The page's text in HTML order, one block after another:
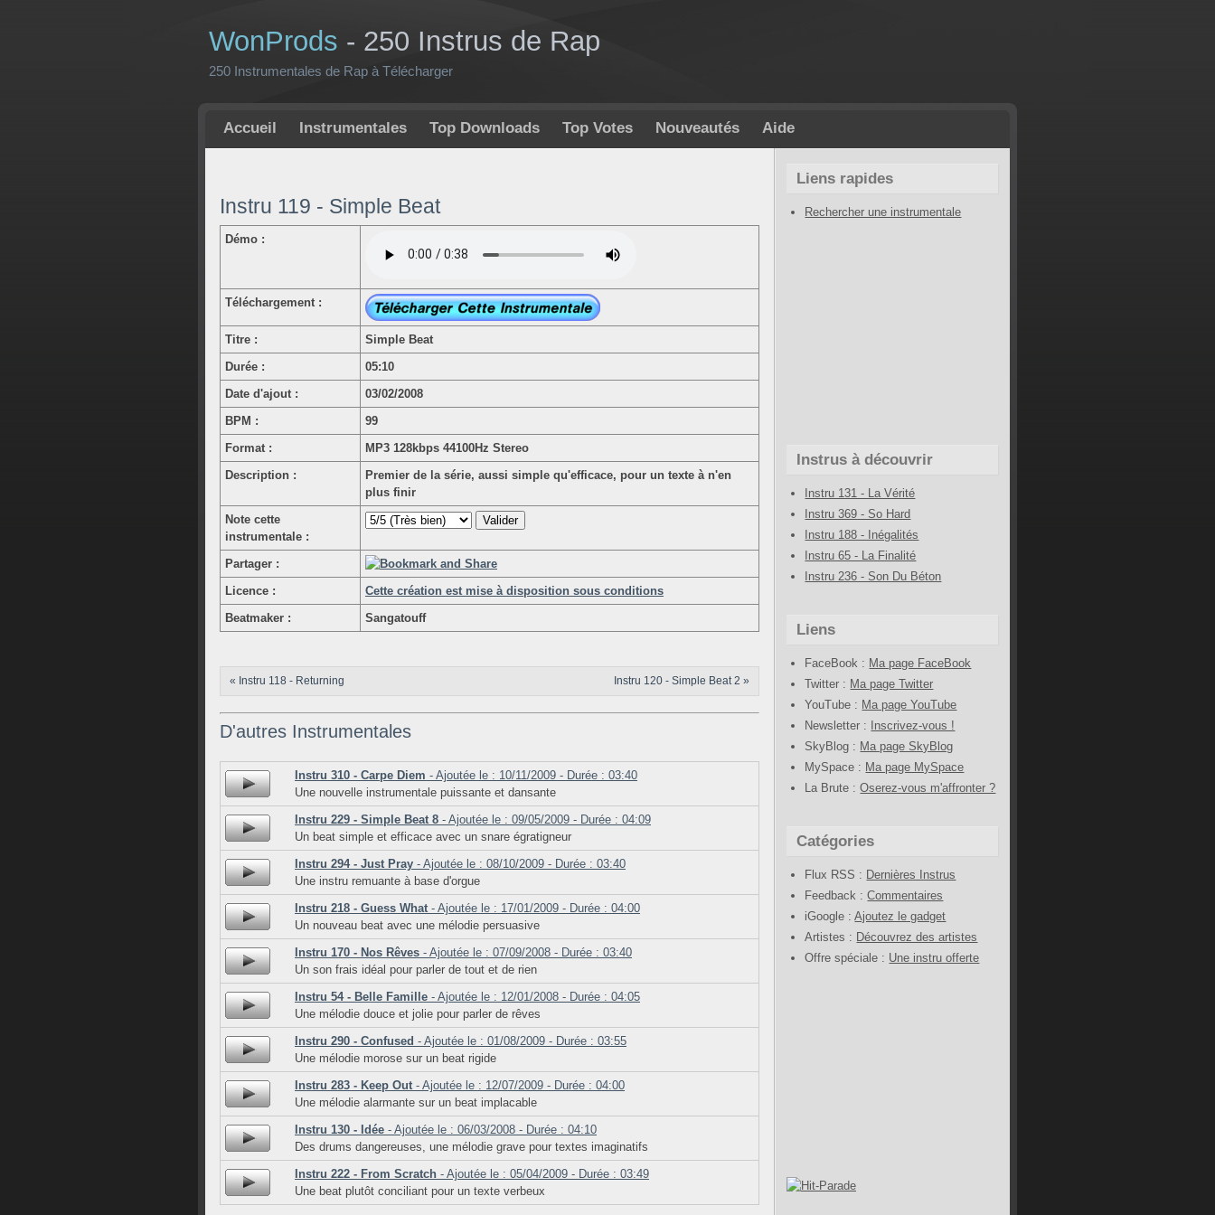
WonProds - 250 Instrus de Rap
250 Instrumentales de Rap à Télécharger
Accueil Instrumentales Top Downloads Top Votes Nouveautés Aide
Instru 119 - Simple Beat
Démo :
Téléchargement :
Titre :
Simple Beat
Durée :
05:10
Date d'ajout :
03/02/2008
BPM :
99
Format :
MP3 128kbps 44100Hz Stereo
Description :
Premier de la série, aussi simple qu'efficace, pour un texte à n'en
plus finir
Note cette
instrumentale :
Partager :
Licence :
Cette création est mise à disposition sous conditions
Beatmaker :
Sangatouff
« Instru 118 - Returning Instru 120 - Simple Beat 2 »
D'autres Instrumentales
Instru 310 - Carpe Diem - Ajoutée le : 10/11/2009 - Durée : 03:40
Une nouvelle instrumentale puissante et dansante
Instru 229 - Simple Beat 8 - Ajoutée le : 09/05/2009 - Durée : 04:09
Un beat simple et efficace avec un snare égratigneur
Instru 294 - Just Pray - Ajoutée le : 08/10/2009 - Durée : 03:40
Une instru remuante à base d'orgue
Instru 218 - Guess What - Ajoutée le : 17/01/2009 - Durée : 04:00
Un nouveau beat avec une mélodie persuasive
Instru 170 - Nos Rêves - Ajoutée le : 07/09/2008 - Durée : 03:40
Un son frais idéal pour parler de tout et de rien
Instru 54 - Belle Famille - Ajoutée le : 12/01/2008 - Durée : 04:05
Une mélodie douce et jolie pour parler de rêves
Instru 290 - Confused - Ajoutée le : 01/08/2009 - Durée : 03:55
Une mélodie morose sur un beat rigide
Instru 283 - Keep Out - Ajoutée le : 12/07/2009 - Durée : 04:00
Une mélodie alarmante sur un beat implacable
Instru 130 - Idée - Ajoutée le : 06/03/2008 - Durée : 04:10
Des drums dangereuses, une mélodie grave pour textes imaginatifs
Instru 222 - From Scratch - Ajoutée le : 05/04/2009 - Durée : 03:49
Une beat plutôt conciliant pour un texte verbeux
Liens rapides
Rechercher une instrumentale
Instrus à découvrir
Instru 131 - La Vérité
Instru 369 - So Hard
Instru 188 - Inégalités
Instru 65 - La Finalité
Instru 236 - Son Du Béton
Liens
FaceBook : Ma page FaceBook
Twitter : Ma page Twitter
YouTube : Ma page YouTube
Newsletter :
Inscrivez-vous !
SkyBlog : Ma page SkyBlog
MySpace : Ma page MySpace
La Brute :Oserez-vous m'affronter ?
Catégories
Flux RSS : Dernières Instrus
Feedback :Commentaires
iGoogle :Ajoutez le gadget
Artistes : Découvrez des artistes
Offre spéciale : Une instru offerte